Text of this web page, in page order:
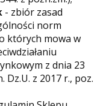
- zbiór zasad
norm
których mowa w
z dnia 23
z 2017 r., poz.